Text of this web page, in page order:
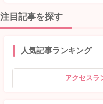
注目記事を探す
人気記事ランキング
アクセスラ